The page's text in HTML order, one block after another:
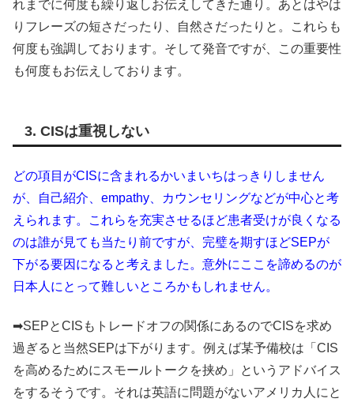
れまでに何度も繰り返しお伝えしてきた通り。あとはやは
りフレーズの短さだったり、自然さだったりと。これらも
何度も強調しております。そして発音ですが、この重要性
も何度もお伝えしております。
3. CISは重視しない
どの項目がCISに含まれるかいまいちはっきりしません
が、自己紹介、empathy、カウンセリングなどが中心と考
えられます。これらを充実させるほど患者受けが良くなる
のは誰が見ても当たり前ですが、完璧を期すほどSEPが
下がる要因になると考えました。意外にここを諦めるのが
日本人にとって難しいところかもしれません。
➡SEPとCISもトレードオフの関係にあるのでCISを求め
過ぎると当然SEPは下がります。例えば某予備校は「CIS
を高めるためにスモールトークを挟め」というアドバイス
をするそうです。それは英語に問題がないアメリカ人にと